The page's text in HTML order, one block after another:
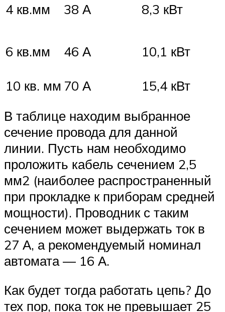
4 кв.мм 38 А 8,3 кВт
6 кв.мм 46 А 10,1 кВт
10 кв. мм 70 А
15,4 кВт
В таблице находим выбранное
сечение провода для данной
линии. Пусть нам необходимо
проложить кабель сечением 2,5
мм2 (наиболее распространенный
при прокладке к приборам средней
мощности). Проводник с таким
сечением может выдержать ток в
27 А, а рекомендуемый номинал
автомата — 16 А.
Как будет тогда работать цепь? До
тех пор, пока ток не превышает 25